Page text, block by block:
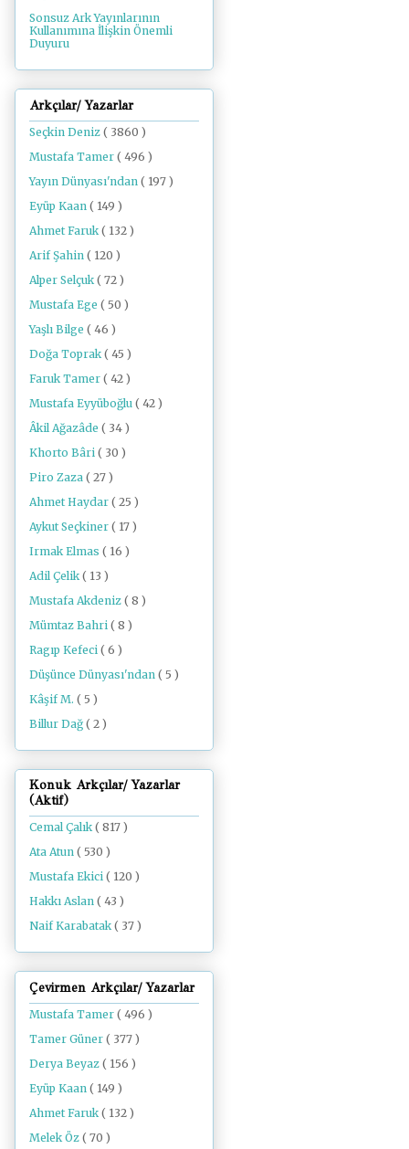
Sonsuz Ark Yayınlarının
Kullanımına İlişkin Önemli
Duyuru
Arkçılar/ Yazarlar
Seçkin Deniz ( 3860 )
Mustafa Tamer ( 496 )
Yayın Dünyası'ndan ( 197 )
Eyüp Kaan ( 149 )
Ahmet Faruk ( 132 )
Arif Şahin ( 120 )
Alper Selçuk ( 72 )
Mustafa Ege ( 50 )
Yaşlı Bilge ( 46 )
Doğa Toprak ( 45 )
Faruk Tamer ( 42 )
Mustafa Eyyüboğlu ( 42 )
Âkil Ağazâde ( 34 )
Khorto Bâri ( 30 )
Piro Zaza ( 27 )
Ahmet Haydar ( 25 )
Aykut Seçkiner ( 17 )
Irmak Elmas ( 16 )
Adil Çelik ( 13 )
Mustafa Akdeniz ( 8 )
Mümtaz Bahri ( 8 )
Ragıp Kefeci ( 6 )
Düşünce Dünyası'ndan ( 5 )
Kâşif M. ( 5 )
Billur Dağ ( 2 )
Konuk Arkçılar/ Yazarlar
(Aktif)
Cemal Çalık( 817 )
Ata Atun ( 530 )
Mustafa Ekici ( 120 )
Hakkı Aslan ( 43 )
Naif Karabatak( 37 )
Çevirmen Arkçılar/ Yazarlar
Mustafa Tamer ( 496 )
Tamer Güner ( 377 )
Derya Beyaz ( 156 )
Eyüp Kaan ( 149 )
Ahmet Faruk ( 132 )
Melek Öz ( 70 )